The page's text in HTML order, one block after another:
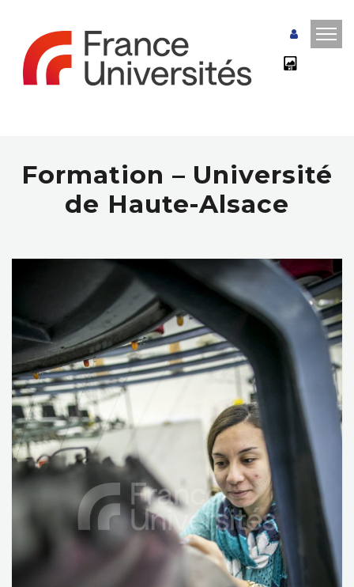
Formation – Université
de Haute-Alsace